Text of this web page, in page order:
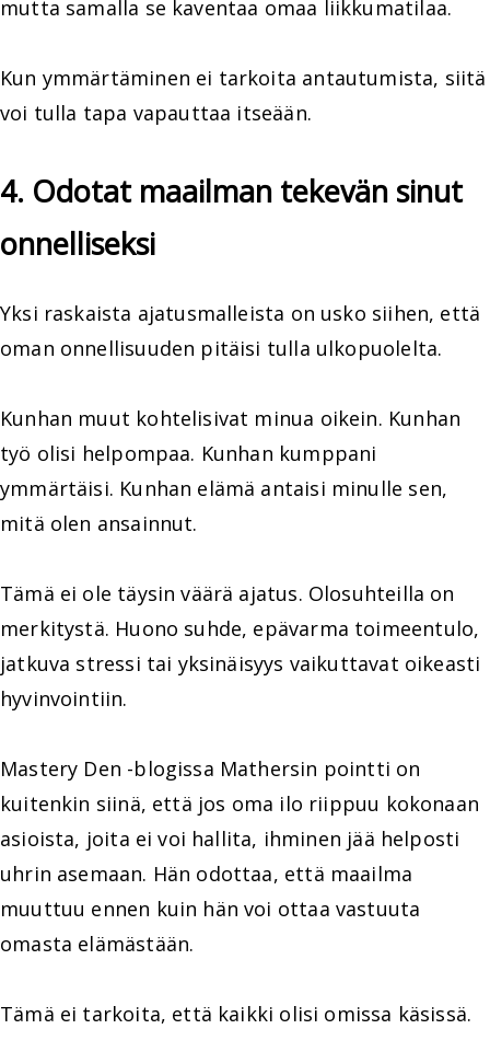
mutta samalla se kaventaa omaa liikkumatilaa.
Kun ymmärtäminen ei tarkoita antautumista, siitä
voi tulla tapa vapauttaa itseään.
4. Odotat maailman tekevän sinut
onnelliseksi
Yksi raskaista ajatusmalleista on usko siihen, että
oman onnellisuuden pitäisi tulla ulkopuolelta.
Kunhan muut kohtelisivat minua oikein. Kunhan
työ olisi helpompaa. Kunhan kumppani
ymmärtäisi. Kunhan elämä antaisi minulle sen,
mitä olen ansainnut.
Tämä ei ole täysin väärä ajatus. Olosuhteilla on
merkitystä. Huono suhde, epävarma toimeentulo,
jatkuva stressi tai yksinäisyys vaikuttavat oikeasti
hyvinvointiin.
Mastery Den -blogissa Mathersin pointti on
kuitenkin siinä, että jos oma ilo riippuu kokonaan
asioista, joita ei voi hallita, ihminen jää helposti
uhrin asemaan. Hän odottaa, että maailma
muuttuu ennen kuin hän voi ottaa vastuuta
omasta elämästään.
Tämä ei tarkoita, että kaikki olisi omissa käsissä.